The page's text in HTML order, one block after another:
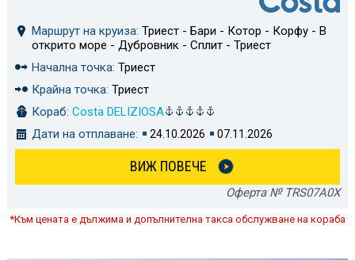
Маршрут на круиза: Триест - Бари - Котор - Корфу - В
открито море - Дубровник - Сплит - Триест
Начална точка: Триест
Крайна точка: Триест
Кораб: Costa DELIZIOSA
Дати на отплаване:
24.10.2026 07.11.2026
ВИЖ ПОВЕЧЕ
Оферта № TRS07A0X
*Към цената е дължима и допълнителна такса обслужване на кораба